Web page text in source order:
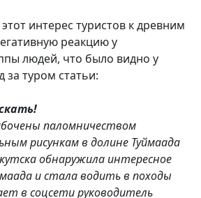
интерес туристов к древним
реакцию у
людей, что было видно у
за туром статьи:
паломничеством
рисункам в долине Туймаада
обнаружила интересное
и стала водить в походы
в соцсети руководитель